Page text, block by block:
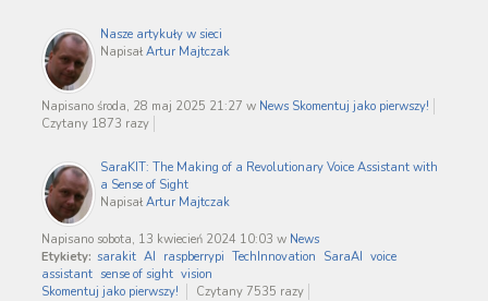
Nasze artykuły w sieci
Napisał Artur Majtczak
Napisano środa, 28 maj 2025 21:27 w News Skomentuj jako pierwszy!
Czytany 1873 razy
SaraKIT: The Making of a Revolutionary Voice Assistant with
a Sense of Sight
Napisał Artur Majtczak
Napisano sobota, 13 kwiecień 2024 10:03 w News
Etykiety: sarakit AI raspberrypi TechInnovation SaraAI voice
assistant sense of sight vision
Skomentuj jako pierwszy!
Czytany 7535 razy